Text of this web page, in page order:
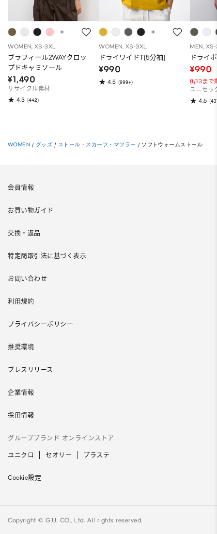
WOMEN, XS-3XL
ブラフィール2WAYクロッ
プドキャミソール
¥1,490
リサイクル素材
4.3 (442)
WOMEN, XS-3XL
ドライワイドT(5分袖)
¥990
4.5 (999+)
MEN,
ドライ
¥990
8/13まで
ユニセッ
4.6
WOMEN / グッズ / ストール・スカーフ・マフラー / ソフトウォームストール
会員情報
お買い物ガイド
交換・返品
特定商取引法に基づく表示
お問い合わせ
利用規約
プライバシーポリシー
推奨環境
プレスリリース
企業情報
採用情報
グループブランド オンラインストア
ユニクロ セオリー プラステ
Cookie設定
Copyright © G.U. CO., Ltd. All rights reserved.